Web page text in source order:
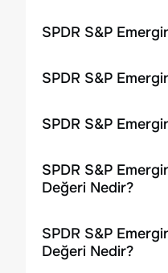
SPDR S&P
SPDR S&P
SPDR S&P
SPDR S&P
Değeri Nedir?
SPDR S&P
Değeri Nedir?